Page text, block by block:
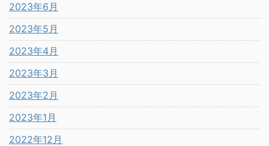
2023年6月
2023年5月
2023年4月
2023年3月
2023年2月
2023年1月
2022年12月